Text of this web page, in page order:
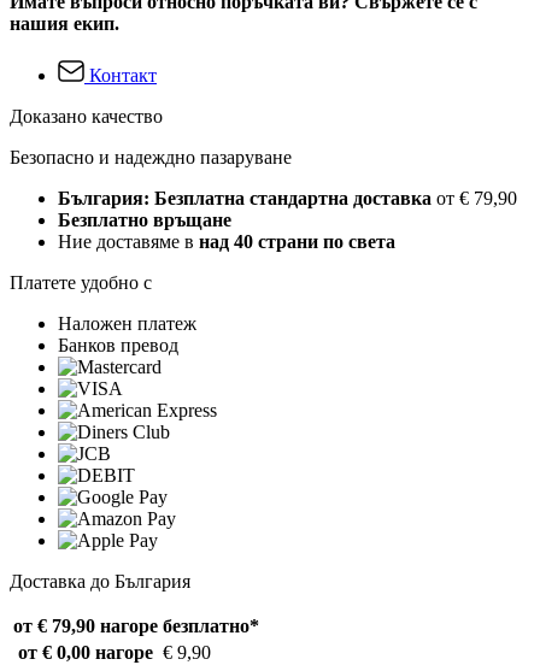
нашия екип.
Контакт
Доказано качество
Безопасно и надеждно пазаруване
България: Безплатна стандартна доставка от € 79,90
Безплатно връщане
Ние доставяме в над 40 страни по света
Платете удобно с
Наложен платеж
Банков превод
Доставка до България
от € 79,90 нагоре безплатно*
от € 0,00 нагоре € 9,90